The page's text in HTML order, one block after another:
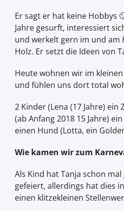
Er sagt er hat keine Hobbys
Jahre gesurft, interessiert
und werkelt gern im und am
Holz. Er setzt die Ideen von
Heute wohnen wir im
und fühlen uns dort total
2 Kinder (Lena (17 Jahre)
(ab Anfang 2018 15 Jahre)
einen Hund (Lotta, ein
Wie kamen wir zum
Als Kind hat Tanja schon
gefeiert, allerdings hat dies
einen klitzekleinen